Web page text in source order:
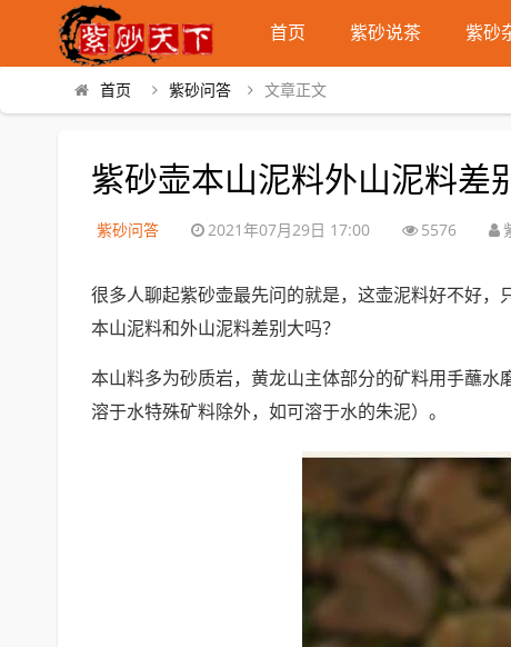
首页 紫砂说茶 紫砂
首页 紫砂问答 文章正文
紫砂壶本山泥料外山泥料差
紫砂问答 2021年07月29日 17:00 5576
很多人聊起紫砂壶最先问的就是，这壶泥料好不好
本山泥料和外山泥料差别大吗？
本山料多为砂质岩，黄龙山主体部分的矿料用手蘸
溶于水特殊矿料除外，如可溶于水的朱泥）。